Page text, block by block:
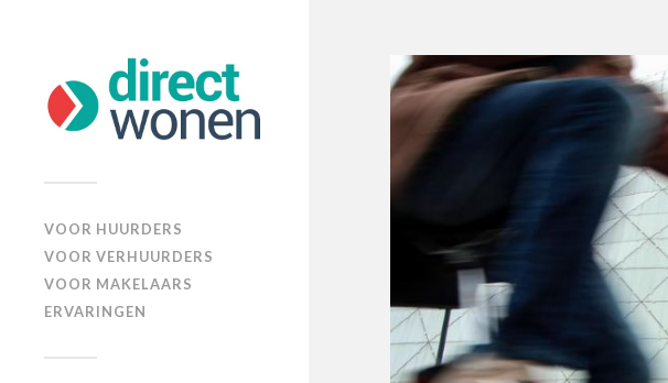
VOOR HUURDERS
VOOR VERHUURDERS
VOOR MAKELAARS
ERVARINGEN